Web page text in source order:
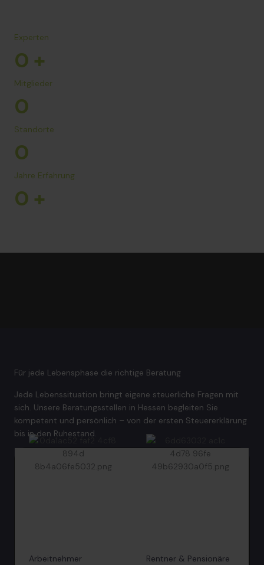
Experten
0 +
Mitglieder
0
Standorte
0
Jahre Erfahrung
0 +
Für jede Lebensphase die richtige Beratung
Jede Lebenssituation bringt eigene steuerliche Fragen mit
sich. Unsere Beratungsstellen in Hessen begleiten Sie
kompetent und persönlich – von der ersten Steuererklärung
bis in den Ruhestand.
Arbeitnehmer Rentner & Pensionäre